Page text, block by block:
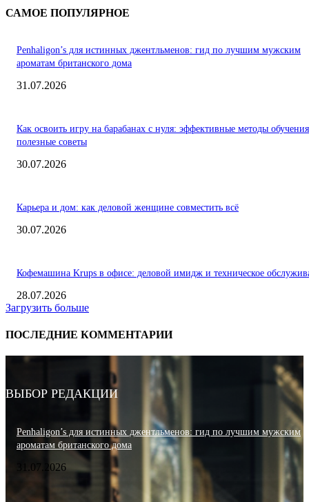
САМОЕ ПОПУЛЯРНОЕ
Penhaligon’s для истинных джентльменов: гид по лучшим мужским
ароматам британского дома
31.07.2026
Как освоить игру на барабанах с нуля: эффективные методы
полезные советы
30.07.2026
Карьера и дом: как деловой женщине совместить всё
30.07.2026
Кофемашина Krups в офисе: деловой имидж и техническое
28.07.2026
Загрузить больше
ПОСЛЕДНИЕ КОММЕНТАРИИ
ВЫБОР РЕДАКЦИИ
Penhaligon’s для истинных джентльменов: гид по лучшим мужским
ароматам британского дома
31.07.2026